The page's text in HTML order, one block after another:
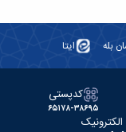
بله ایتا
کدپستی
۶۵۱۷۸-۳۸۶۹۵